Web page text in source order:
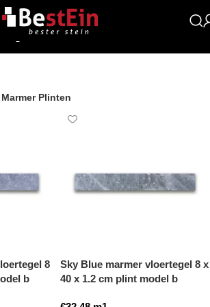
plint
Marmer Plinten
8
b
Sky Blue marmer vloertegel 8 x
40 x 1.2 cm plint model b